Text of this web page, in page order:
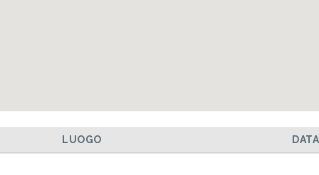
LUOGO DATA